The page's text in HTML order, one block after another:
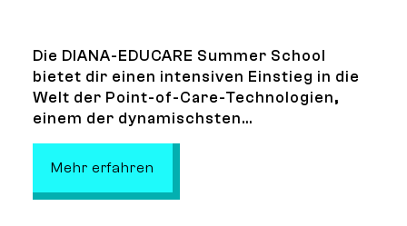
Die DIANA-EDUCARE Summer School
bietet dir einen intensiven Einstieg in die
Welt der Point-of-Care-Technologien,
einem der dynamischsten...
Mehr erfahren